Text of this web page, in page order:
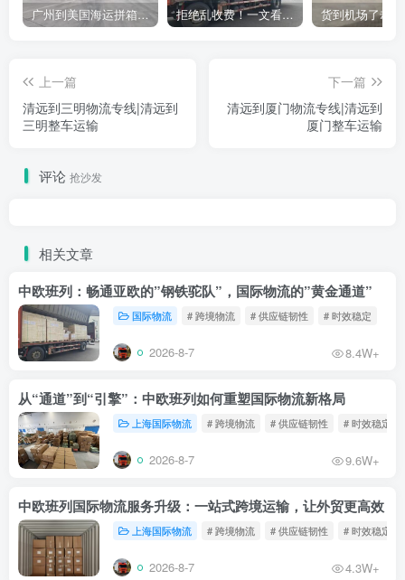
广州到美国海运拼箱多少钱？2024年最新运费构成+隐藏费用避坑指南 拒绝乱收费！一文看懂中国货代计费套路，教你避开所有隐形坑
上一篇
清远到三明物流专线|清远到
三明整车运输
下一篇
清远到厦门物流专线|清远到
厦门整车运输
评论 抢沙发
相关文章
中欧班列：畅通亚欧的”钢铁驼队”，国际物流的”黄金通道”
国际物流 # 跨境物流 # 供应链韧性 # 时效稳定
2026-8-7 8.4W+
从“通道”到“引擎”：中欧班列如何重塑国际物流新格局
上海国际物流 # 跨境物流 # 供应链韧性 # 时效稳定
2026-8-7 9.6W+
中欧班列国际物流服务升级：一站式跨境运输，让外贸更高效
上海国际物流 # 跨境物流 # 供应链韧性 # 时效稳定
2026-8-7 4.3W+